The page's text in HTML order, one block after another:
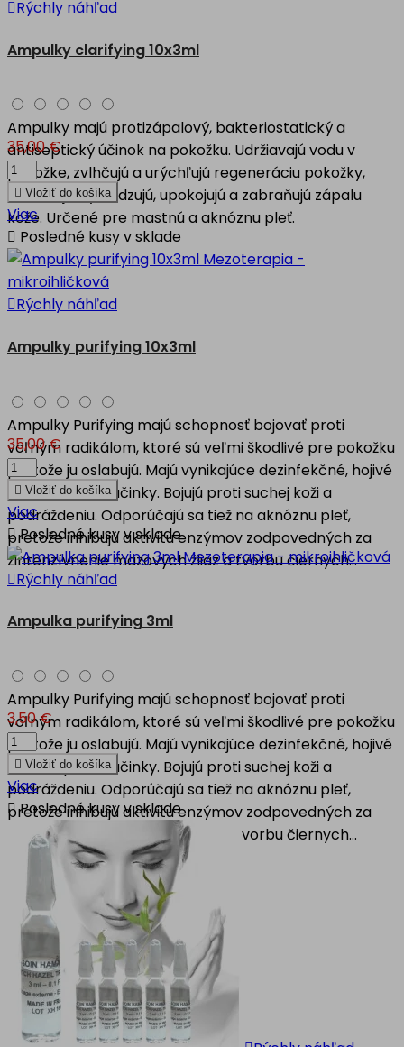
Rýchly náhľad
Ampulky clarifying 10x3ml
Ampulky majú protizápalový, bakteriostatický a
antiseptický účinok na pokožku. Udržiavajú vodu v
pokožke, zvlhčujú a urýchľujú regeneráciu pokožky,
zmäkčujú, vyhladzujú, upokojujú a zabraňujú zápalu
kože. Určené pre mastnú a aknóznu pleť.
35,00 €
 Vložiť do košíka
Viac
 Posledné kusy v sklade
Rýchly náhľad
Ampulky purifying 10x3ml
Ampulky Purifying majú schopnosť bojovať proti
voľným radikálom, ktoré sú veľmi škodlivé pre pokožku
pretože ju oslabujú. Majú vynikajúce dezinfekčné, hojivé
a antiseptické účinky. Bojujú proti suchej koži a
podráždeniu. Odporúčajú sa tiež na aknóznu pleť,
pretože inhibujú aktivitu enzýmov zodpovedných za
zintenzívnenie mazových žliaz a tvorbu čiernych...
35,00 €
 Vložiť do košíka
Viac
Posledné kusy v sklade
Rýchly náhľad
Ampulka purifying 3ml
Ampulky Purifying majú schopnosť bojovať proti
voľným radikálom, ktoré sú veľmi škodlivé pre pokožku
pretože ju oslabujú. Majú vynikajúce dezinfekčné, hojivé
a antiseptické účinky. Bojujú proti suchej koži a
podráždeniu. Odporúčajú sa tiež na aknóznu pleť,
pretože inhibujú aktivitu enzýmov zodpovedných za
zintenzívnenie mazových žliaz a tvorbu čiernych...
3,50 €
 Vložiť do košíka
Viac
Posledné kusy v sklade